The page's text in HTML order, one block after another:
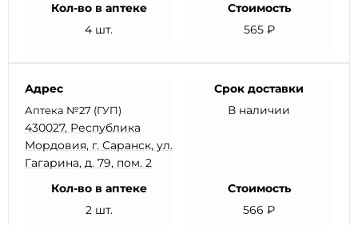
Кол-во в аптеке
4 шт.
Стоимость
565 ₽
Адрес
Аптека №27 (ГУП)
430027, Республика
Мордовия, г. Саранск, ул.
Гагарина, д. 79, пом. 2
Срок доставки
В наличии
Кол-во в аптеке
2 шт.
Стоимость
566 ₽